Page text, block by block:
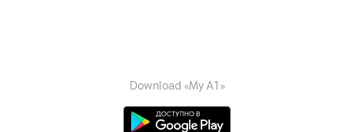
Download «My A1»